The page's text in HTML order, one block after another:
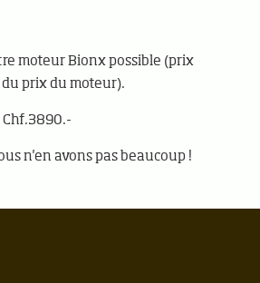
moteur Bionx possible (prix
prix du moteur).
Chf.3890.-
n'en avons pas beaucoup !